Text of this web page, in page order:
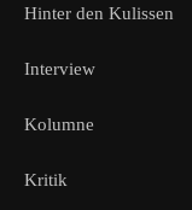
Hinter den Kulissen
Interview
Kolumne
Kritik